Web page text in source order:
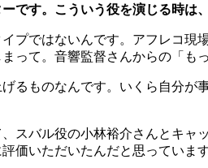
です。こういう役を演じる時は
プではないんです。アフレコ
って。音響監督さんからの「も
るものなんです。いくら自分
スバル役の小林裕介さんとキ
価いただいたんだと思っています